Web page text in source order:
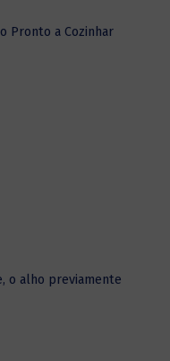
Pronto a Cozinhar
o alho previamente